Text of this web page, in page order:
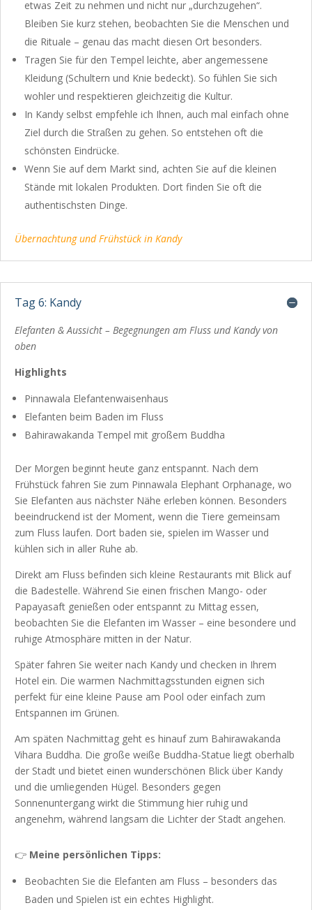
etwas Zeit zu nehmen und nicht nur „durchzugehen“.
Bleiben Sie kurz stehen, beobachten Sie die Menschen und
die Rituale – genau das macht diesen Ort besonders.
Tragen Sie für den Tempel leichte, aber angemessene
Kleidung (Schultern und Knie bedeckt). So fühlen Sie sich
wohler und respektieren gleichzeitig die Kultur.
In Kandy selbst empfehle ich Ihnen, auch mal einfach ohne
Ziel durch die Straßen zu gehen. So entstehen oft die
schönsten Eindrücke.
Wenn Sie auf dem Markt sind, achten Sie auf die kleinen
Stände mit lokalen Produkten. Dort finden Sie oft die
authentischsten Dinge.
Übernachtung und Frühstück in Kandy
Tag 6: Kandy
Elefanten & Aussicht – Begegnungen am Fluss und Kandy von
oben
Highlights
Pinnawala Elefantenwaisenhaus
Elefanten beim Baden im Fluss
Bahirawakanda Tempel mit großem Buddha
Der Morgen beginnt heute ganz entspannt. Nach dem
Frühstück fahren Sie zum Pinnawala Elephant Orphanage, wo
Sie Elefanten aus nächster Nähe erleben können. Besonders
beeindruckend ist der Moment, wenn die Tiere gemeinsam
zum Fluss laufen. Dort baden sie, spielen im Wasser und
kühlen sich in aller Ruhe ab.
Direkt am Fluss befinden sich kleine Restaurants mit Blick auf
die Badestelle. Während Sie einen frischen Mango- oder
Papayasaft genießen oder entspannt zu Mittag essen,
beobachten Sie die Elefanten im Wasser – eine besondere und
ruhige Atmosphäre mitten in der Natur.
Später fahren Sie weiter nach Kandy und checken in Ihrem
Hotel ein. Die warmen Nachmittagsstunden eignen sich
perfekt für eine kleine Pause am Pool oder einfach zum
Entspannen im Grünen.
Am späten Nachmittag geht es hinauf zum Bahirawakanda
Vihara Buddha. Die große weiße Buddha-Statue liegt oberhalb
der Stadt und bietet einen wunderschönen Blick über Kandy
und die umliegenden Hügel. Besonders gegen
Sonnenuntergang wirkt die Stimmung hier ruhig und
angenehm, während langsam die Lichter der Stadt angehen.
👉 Meine persönlichen Tipps:
Beobachten Sie die Elefanten am Fluss – besonders das
Baden und Spielen ist ein echtes Highlight.